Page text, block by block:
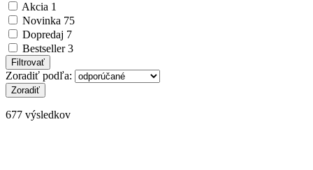
Akcia 1
Novinka 75
Dopredaj 7
Bestseller3
Zoradiť podľa:
677 výsledkov